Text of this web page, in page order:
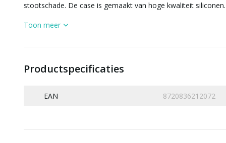
stootschade. De case is gemaakt van hoge kwaliteit siliconen.
Toon meer
Productspecificaties
EAN 8720836212072